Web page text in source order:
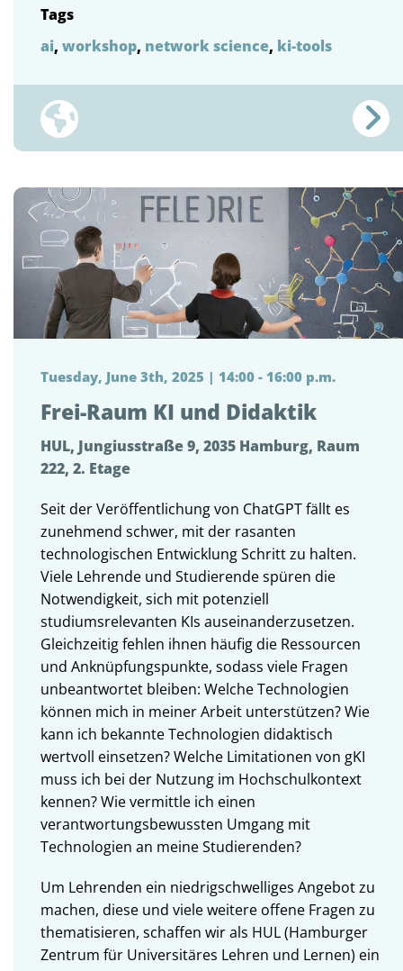
Tags
ai, workshop, network science, ki-tools
Tuesday, June 3th, 2025 | 14:00 - 16:00 p.m.
Frei-Raum KI und Didaktik
HUL, Jungiusstraße 9, 2035 Hamburg, Raum
222, 2. Etage
Seit der Veröffentlichung von ChatGPT fällt es
zunehmend schwer, mit der rasanten
technologischen Entwicklung Schritt zu halten.
Viele Lehrende und Studierende spüren die
Notwendigkeit, sich mit potenziell
studiumsrelevanten KIs auseinanderzusetzen.
Gleichzeitig fehlen ihnen häufig die Ressourcen
und Anknüpfungspunkte, sodass viele Fragen
unbeantwortet bleiben: Welche Technologien
können mich in meiner Arbeit unterstützen? Wie
kann ich bekannte Technologien didaktisch
wertvoll einsetzen? Welche Limitationen von gKI
muss ich bei der Nutzung im Hochschulkontext
kennen? Wie vermittle ich einen
verantwortungsbewussten Umgang mit
Technologien an meine Studierenden?
Um Lehrenden ein niedrigschwelliges Angebot zu
machen, diese und viele weitere offene Fragen zu
thematisieren, schaffen wir als HUL (Hamburger
Zentrum für Universitäres Lehren und Lernen) ein